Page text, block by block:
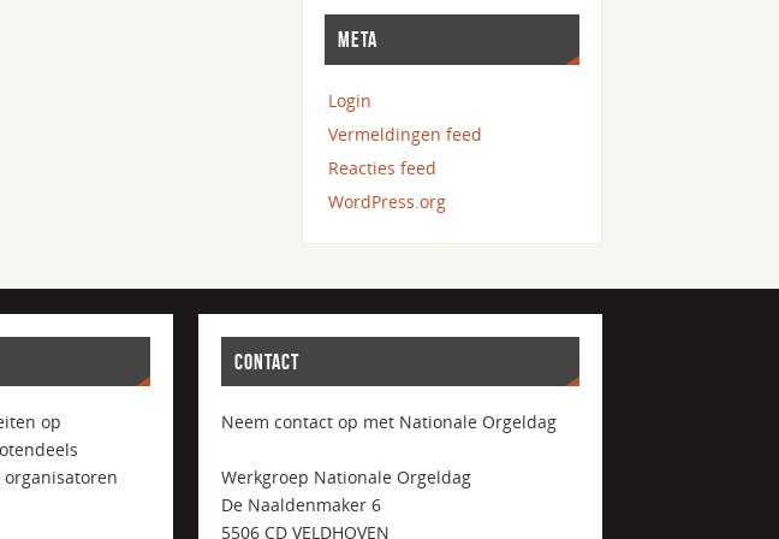
META
Login
Vermeldingen feed
Reacties feed
WordPress.org
op
CONTACT
Neem contact op met Nationale Orgeldag
Werkgroep Nationale Orgeldag
De Naaldenmaker 6
5506 CD VELDHOVEN